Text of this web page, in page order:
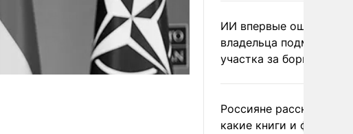
ИИ впервые
владельца
участка за борщевик
Россияне рассказали,
какие книги и фильмы